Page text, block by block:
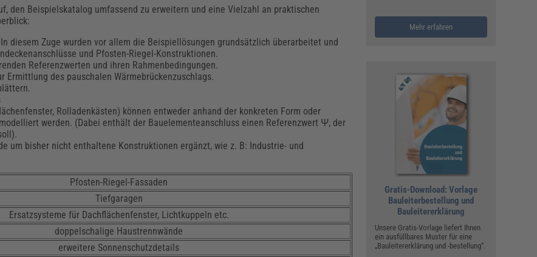
den Beispielskatalog umfassend zu erweitern und eine Vielzahl an praktischen
diesem Zuge wurden vor allem die Beispiellösungen grundsätzlich überarbeitet und
und Pfosten-Riegel-Konstruktionen.
Referenzwerten und ihren Rahmenbedingungen.
Ermittlung des pauschalen Wärmebrückenzuschlags.
Rolladenkästen) können entweder anhand der konkreten Form oder
werden. (Dabei enthält der Bauelementeanschluss einen Referenzwert Ψ, der
um bisher nicht enthaltene Konstruktionen ergänzt, wie z. B: Industrie- und
Pfosten-Riegel-Fassaden
Tiefgaragen
Ersatzsysteme für Dachflächenfenster, Lichtkuppeln etc.
doppelschalige Haustrennwände
erweitere Sonnenschutzdetails
Mehr erfahren
Gratis-Download: Vorlage
Bauleiterbestellung und
Bauleitererklärung
Unsere Gratis-Vorlage liefert Ihnen
ein ausfüllbares Muster für eine
„Bauleitererklärung und -bestellung“.